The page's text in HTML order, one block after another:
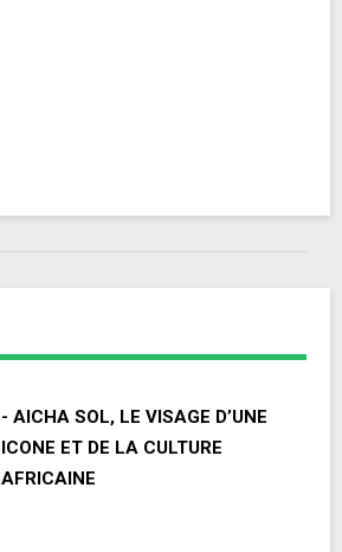
- AICHA SOL, LE VISAGE D’UNE
ICONE ET DE LA CULTURE
AFRICAINE